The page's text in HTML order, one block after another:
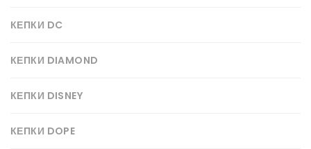
КЕПКИ DC
КЕПКИ DIAMOND
КЕПКИ DISNEY
КЕПКИ DOPE